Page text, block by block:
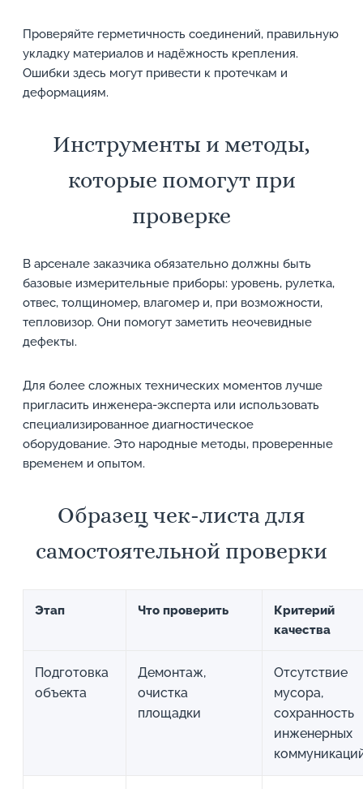
Проверяйте герметичность соединений, правильную
укладку материалов и надёжность крепления.
Ошибки здесь могут привести к протечкам и
деформациям.
Инструменты и методы,
которые помогут при
проверке
В арсенале заказчика обязательно должны быть
базовые измерительные приборы: уровень, рулетка,
отвес, толщиномер, влагомер и, при возможности,
тепловизор. Они помогут заметить неочевидные
дефекты.
Для более сложных технических моментов лучше
пригласить инженера-эксперта или использовать
специализированное диагностическое
оборудование. Это народные методы, проверенные
временем и опытом.
Образец чек-листа для
самостоятельной проверки
Этап Что проверить
Критерий
качества
Подготовка
объекта
Демонтаж,
очистка
площадки
Отсутствие
мусора,
сохранность
инженерных